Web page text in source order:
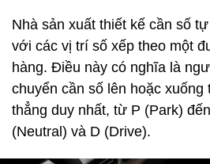
Nhà sản xuất thiết kế cần số
với các vị trí số xếp theo một
hàng. Điều này có nghĩa là
chuyển cần số lên hoặc
thẳng duy nhất, từ P (Park)
(Neutral) và D (Drive).